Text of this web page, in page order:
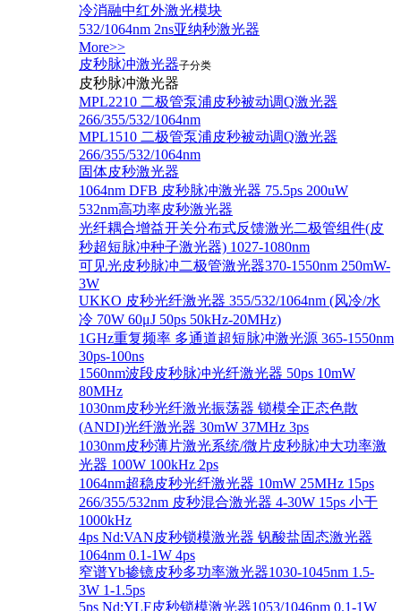
冷消融中红外激光模块
532/1064nm 2ns亚纳秒激光器
More>>
皮秒脉冲激光器子分类
皮秒脉冲激光器
​MPL2210 二极管泵浦皮秒被动调Q激光器
266/355/532/1064nm
MPL1510 二极管泵浦皮秒被动调Q激光器
266/355/532/1064nm
固体皮秒激光器
1064nm DFB 皮秒脉冲激光器 75.5ps 200uW
532nm高功率皮秒激光器
光纤耦合增益开关分布式反馈激光二极管组件(皮
秒超短脉冲种子激光器) 1027-1080nm
可见光皮秒脉冲二极管激光器370-1550nm 250mW-
3W
UKKO 皮秒光纤激光器 355/532/1064nm (风冷/水
冷 70W 60μJ 50ps 50kHz-20MHz)
1GHz重复频率 多通道超短脉冲激光源 365-1550nm
30ps-100ns
1560nm波段皮秒脉冲光纤激光器 50ps 10mW
80MHz
1030nm皮秒光纤激光振荡器 锁模全正态色散
(ANDI)光纤激光器 30mW 37MHz 3ps
1030nm皮秒薄片激光系统/微片皮秒脉冲大功率激
光器 100W 100kHz 2ps
1064nm超稳皮秒光纤激光器 10mW 25MHz 15ps
266/355/532nm 皮秒混合激光器 4-30W 15ps 小于
1000kHz
4ps Nd:VAN皮秒锁模激光器 钒酸盐固态激光器
1064nm 0.1-1W 4ps
窄谱Yb掺镱皮秒多功率激光器1030-1045nm 1.5-
3W 1-1.5ps
5ps Nd:YLF皮秒锁模激光器1053/1046nm 0.1-1W